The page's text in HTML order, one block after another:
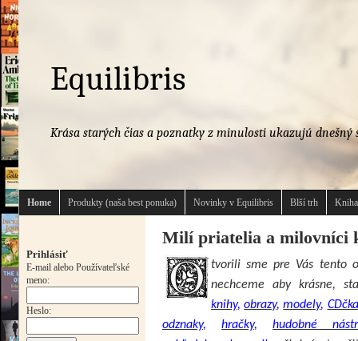
Equilibris
Krása starých čias a poznatky z minulosti ukazujú dnešný
Home Produkty (naša best ponuka) Novinky v Equilibris Blší trh
Prihlásiť
E-mail alebo Používateľské
meno:
Heslo:
Milí priatelia a milovníci
tvorili sme pre Vás tento
nechceme aby krásne,
knihy,obrazy,modely, CDčka
odznaky, hračky, hudobné